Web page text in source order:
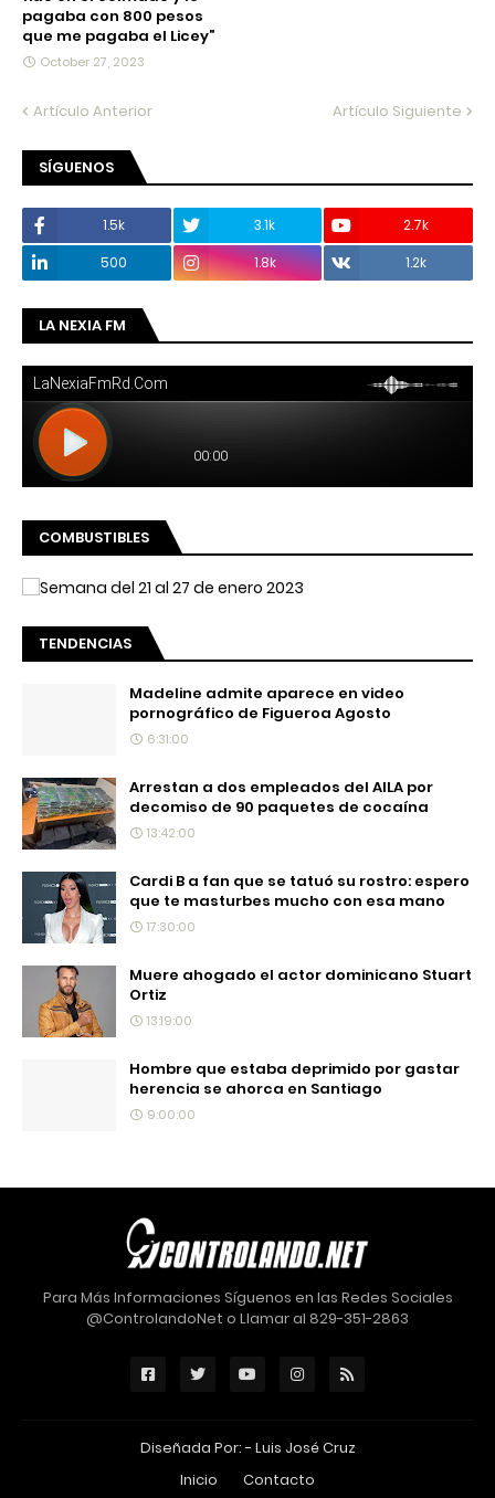
pagaba con 800 pesos
que me pagaba el Licey”
October 27, 2023
Artículo Anterior Artículo Siguiente
SÍGUENOS
1.5k 3.1k
2.7k
500
1.8k 1.2k
LA NEXIA FM
COMBUSTIBLES
TENDENCIAS
Madeline admite aparece en video
pornográfico de Figueroa Agosto
6:31:00
Arrestan a dos empleados del AILA por
decomiso de 90 paquetes de cocaína
13:42:00
Cardi B a fan que se tatuó su rostro: espero
que te masturbes mucho con esa mano
17:30:00
Muere ahogado el actor dominicano Stuart
Ortiz
13:19:00
Hombre que estaba deprimido por gastar
herencia se ahorca en Santiago
9:00:00
Para Más Informaciones Síguenos en las Redes Sociales
@ControlandoNet o Llamar al 829-351-2863
Diseñada Por: - Luis José Cruz
Inicio
Contacto